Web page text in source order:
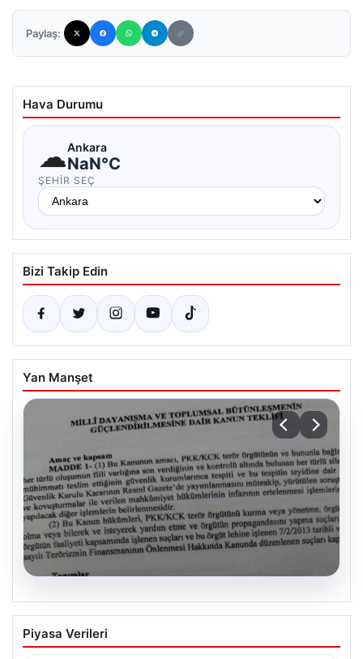
Paylaş:
Hava Durumu
☁Ankara
NaN°C
ŞEHIR SEÇ
Bizi Takip Edin
Yan Manşet
08.08.2026
Çerçeve yasa için ilk onay.
Komisyondan geçen süreç yasasında
Piyasa Verileri